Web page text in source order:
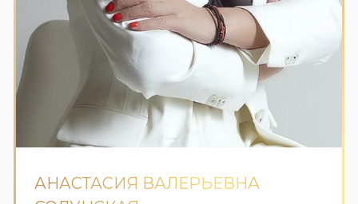
АНАСТАСИЯ ВАЛЕРЬЕВНА